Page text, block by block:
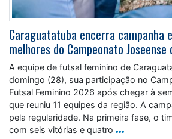
Caraguatatuba encerra campanha
melhores do Campeonato Joseense
A equipe de futsal feminino de
domingo (28), sua participação no
Futsal Feminino 2026 após chegar à
que reuniu 11 equipes da região. A
pela regularidade. Na primeira fase, o
com seis vitórias e quatro